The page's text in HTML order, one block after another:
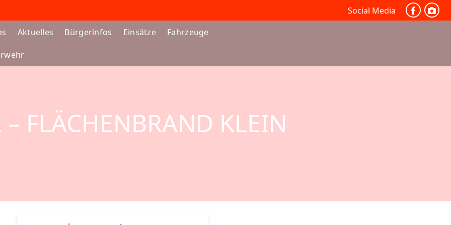
Social Media
Aktuelles Bürgerinfos Einsätze Fahrzeuge
FLÄCHENBRAND KLEIN